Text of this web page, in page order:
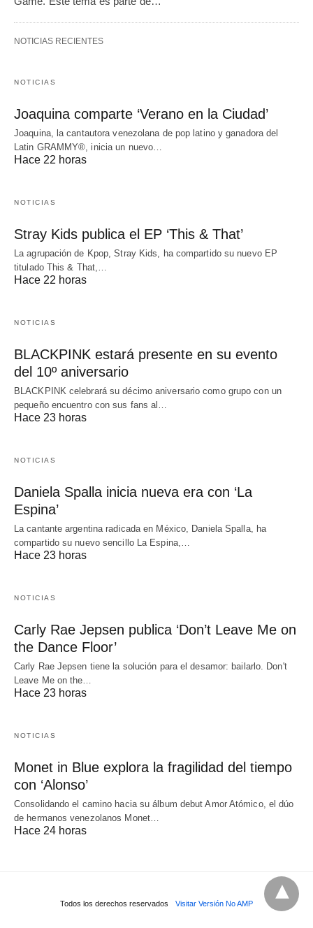
NOTICIAS RECIENTES
NOTICIAS
Joaquina comparte ‘Verano en la Ciudad’
Joaquina, la cantautora venezolana de pop latino y ganadora del
Latin GRAMMY®, inicia un nuevo…
Hace 22 horas
NOTICIAS
Stray Kids publica el EP ‘This & That’
La agrupación de Kpop, Stray Kids, ha compartido su nuevo EP
titulado This & That,…
Hace 22 horas
NOTICIAS
BLACKPINK estará presente en su evento
del 10º aniversario
BLACKPINK celebrará su décimo aniversario como grupo con un
pequeño encuentro con sus fans al…
Hace 23 horas
NOTICIAS
Daniela Spalla inicia nueva era con ‘La
Espina’
La cantante argentina radicada en México, Daniela Spalla, ha
compartido su nuevo sencillo La Espina,…
Hace 23 horas
NOTICIAS
Carly Rae Jepsen publica ‘Don’t Leave Me on
the Dance Floor’
Carly Rae Jepsen tiene la solución para el desamor: bailarlo. Don't
Leave Me on the…
Hace 23 horas
NOTICIAS
Monet in Blue explora la fragilidad del tiempo
con ‘Alonso’
Consolidando el camino hacia su álbum debut Amor Atómico, el dúo
de hermanos venezolanos Monet…
Hace 24 horas
Todos los derechos reservados Visitar Versión No AMP